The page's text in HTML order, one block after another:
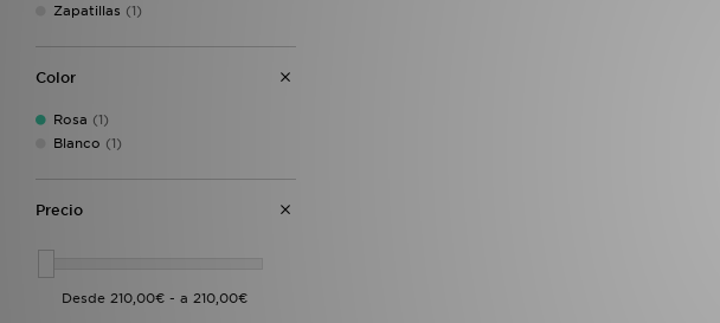
Zapatillas (1)
Color
Rosa (1)
Blanco (1)
Precio